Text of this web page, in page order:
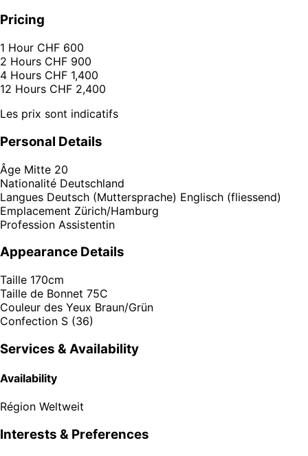
Pricing
1 Hour CHF 600
2 Hours CHF 900
4 Hours CHF 1,400
12 Hours CHF 2,400
Les prix sont indicatifs
Personal Details
Âge Mitte 20
Nationalité Deutschland
Langues Deutsch (Muttersprache) Englisch (fliessend)
Emplacement Zürich/Hamburg
Profession Assistentin
Appearance Details
Taille 170cm
Taille de Bonnet 75C
Couleur des Yeux Braun/Grün
Confection S (36)
Services & Availability
Availability
Région Weltweit
Interests & Preferences